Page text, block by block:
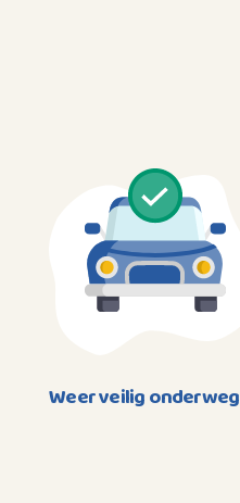
Weer veilig onderweg